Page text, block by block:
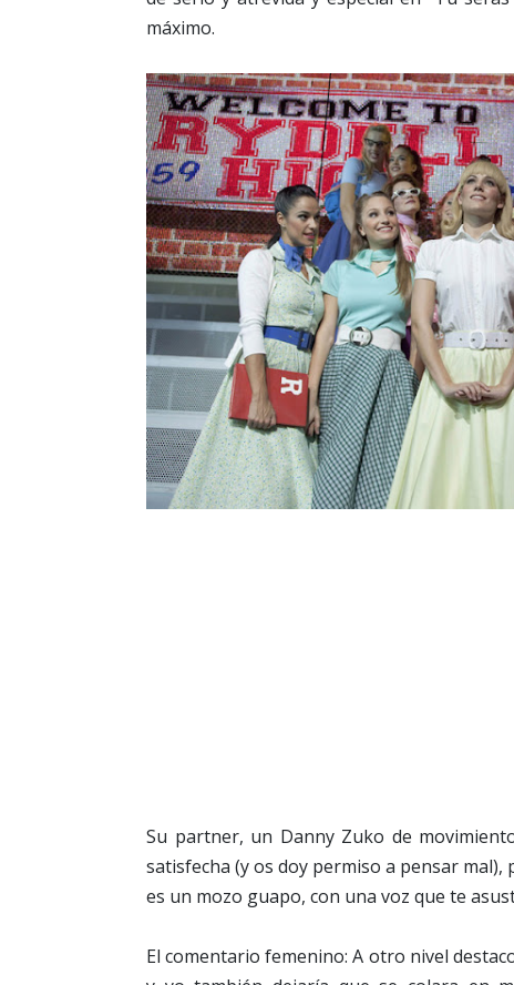
máximo.
Su partner, un Danny Zuko de
satisfecha (y os doy permiso a pensar
es un mozo guapo, con una voz que te
El comentario femenino: A otro nivel